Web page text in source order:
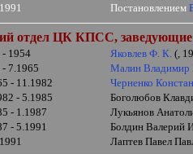
Постановлением
отдел ЦК КПСС, заведующие
- 1954 Яковлев Ф. К. (,
- 7.1965
Малин Владимир
- 11.1982
Черненко
- 5.1985
Боголюбов
- 1.1987
Лукьянов
- 5.1991
Болдин Валерий
Лаптев Павел